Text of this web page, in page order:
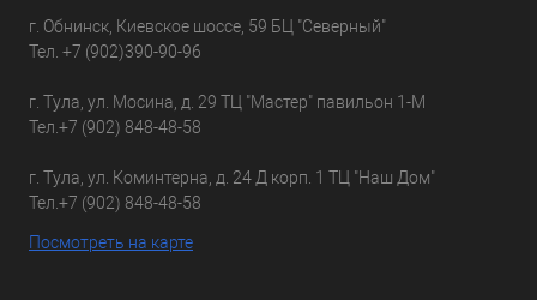
г. Обнинск, Киевское шоссе, 59 БЦ "Северный"
Тел. +7 (902)390-90-96
г. Тула, ул. Мосина, д. 29 ТЦ "Мастер" павильон 1-М
Тел. +7 (902) 848-48-58
г. Тула, ул. Коминтерна, д. 24 Д корп. 1 ТЦ "Наш Дом"
Тел. +7 (902) 848-48-58
Посмотреть на карте